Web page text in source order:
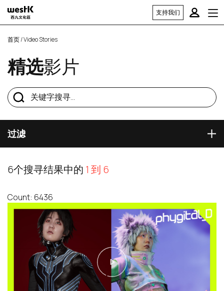
支持我们
首页/ Video Stories
精选影片
过滤
6个搜寻结果中的 1 到 6
Count: 6436